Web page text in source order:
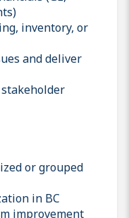
inventory, or
and deliver
or grouped
in BC
improvement